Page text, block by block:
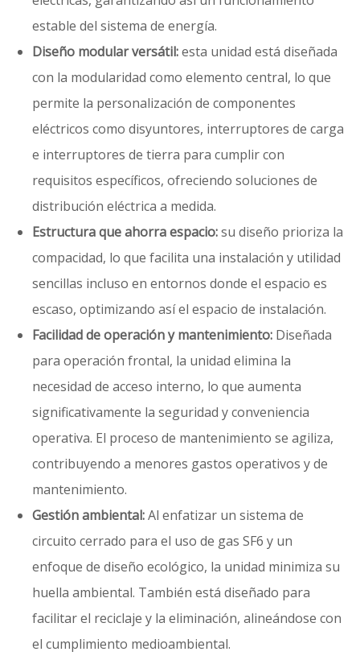
estable del sistema de energía.
Diseño modular versátil:esta unidad está diseñada
con la modularidad como elemento central, lo que
permite la personalización de componentes
eléctricos como disyuntores, interruptores de carga
e interruptores de tierra para cumplir con
requisitos específicos, ofreciendo soluciones de
distribución eléctrica a medida.
Estructura que ahorra espacio:su diseño prioriza la
compacidad, lo que facilita una instalación y utilidad
sencillas incluso en entornos donde el espacio es
escaso, optimizando así el espacio de instalación.
Facilidad de operación y mantenimiento: Diseñada
para operación frontal, la unidad elimina la
necesidad de acceso interno, lo que aumenta
significativamente la seguridad y conveniencia
operativa. El proceso de mantenimiento se agiliza,
contribuyendo a menores gastos operativos y de
mantenimiento.
Gestión ambiental:Al enfatizar un sistema de
circuito cerrado para el uso de gas SF6 y un
enfoque de diseño ecológico, la unidad minimiza su
huella ambiental. También está diseñado para
facilitar el reciclaje y la eliminación, alineándose con
el cumplimiento medioambiental.